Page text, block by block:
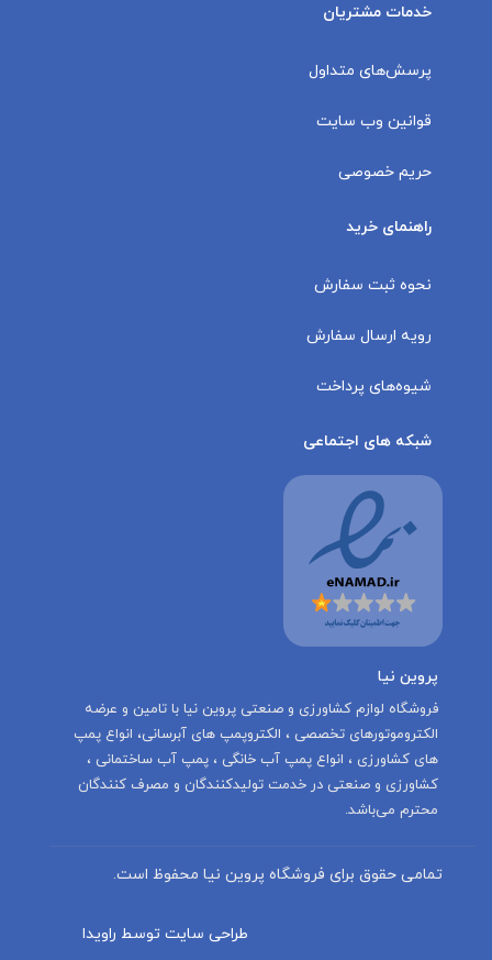
خدمات مشتریان
پرسش‌های متداول
قوانین وب سایت
حریم خصوصی
راهنمای خرید
نحوه ثبت سفارش
رویه ارسال سفارش
شیوه‌های پرداخت
شبکه های اجتماعی
پروین نیا
‌فروشگاه لوازم کشاورزی و صنعتی پروین نیا با تامين و عرضه
الكتروموتورهاى تخصصى ، الكتروپمپ هاى آبرسانى، انواع پمپ
های کشاورزی ، انواع پمپ آب خانگی ، پمپ آب ساختمانی ،
کشاورزی و صنعتی در خدمت توليدكنندگان و مصرف كنندگان
محترم می‌باشد.
تمامی حقوق برای فروشگاه پروین نیا محفوظ است.
طراحی سایت توسط راویدا